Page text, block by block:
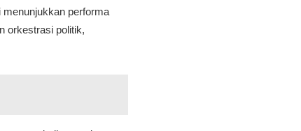
performa
orkestrasi politik,